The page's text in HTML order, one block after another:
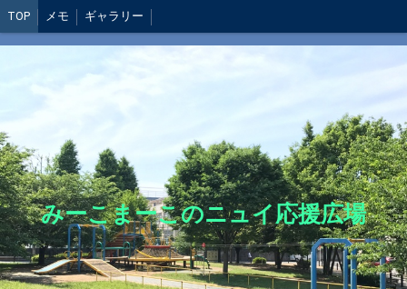
TOP メモ ギャラリー
みーこまーこのニュイ応援広場